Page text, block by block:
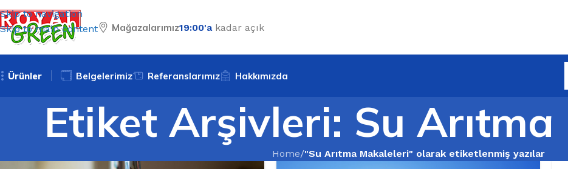
Skip to navigation
Skip to main content
Mağazalarımız19:00'a kadar açık
Ürünler Belgelerimiz Referanslarımız Hakkımızda
Etiket Arşivleri: Su
Home/"Su Arıtma Makaleleri" olarak etiketlenmiş yazılar